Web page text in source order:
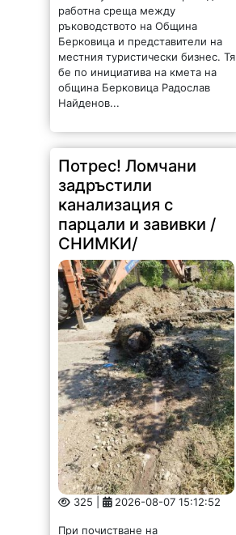
работна среща между
ръководството на Община
Берковица и представители на
местния туристически бизнес. Тя
бе по инициатива на кмета на
община Берковица Радослав
Найденов...
Потрес! Ломчани
задръстили
канализация с
парцали и завивки /
СНИМКИ/
325 | 2026-08-07 15:12:52
При почистване на